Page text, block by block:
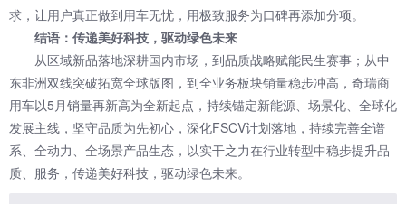
求，让用户真正做到用车无忧，用极致服务为口碑再添加分项。
结语：传递美好科技，驱动绿色未来
从区域新品落地深耕国内市场，到品质战略赋能民生赛事；从中
东非洲双线突破拓宽全球版图，到全业务板块销量稳步冲高，奇瑞商
用车以5月销量再新高为全新起点，持续锚定新能源、场景化、全球化
发展主线，坚守品质为先初心，深化FSCV计划落地，持续完善全谱
系、全动力、全场景产品生态，以实干之力在行业转型中稳步提升品
质、服务，传递美好科技，驱动绿色未来。